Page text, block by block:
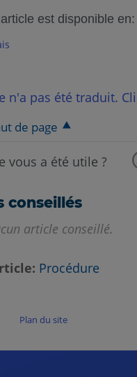
n'a pas été traduit.
de page
vous a été utile ?
conseillés
article conseillé.
Procédure
Plan du site